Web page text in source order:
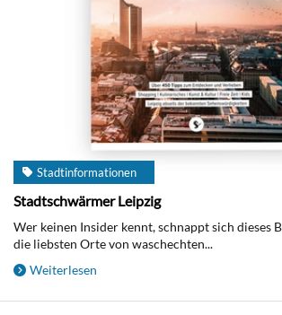
Stadtinformationen
Stadtschwärmer Leipzig
Wer keinen Insider kennt, schnappt sich dieses
die liebsten Orte von waschechten...
Weiterlesen